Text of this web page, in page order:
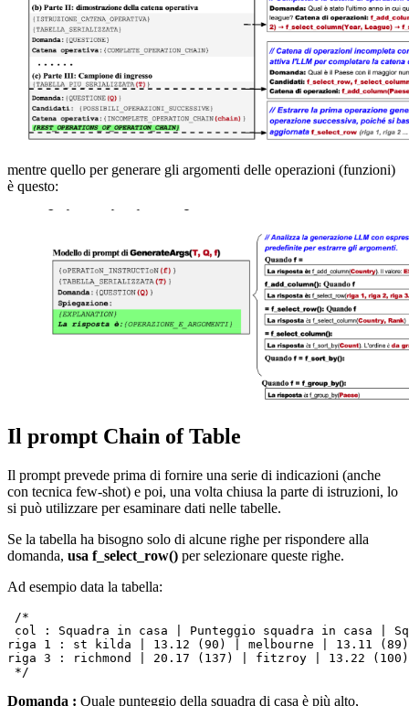
mentre quello per generare gli argomenti delle operazioni (funzioni)
è questo:
Il prompt Chain of Table
Il prompt prevede prima di fornire una serie di indicazioni (anche
con tecnica few-shot) e poi, una volta chiusa la parte di istruzioni, lo
si può utilizzare per esaminare dati nelle tabelle.
Se la tabella ha bisogno solo di alcune righe per rispondere alla
domanda, usa f_select_row() per selezionare queste righe.
Ad esempio data la tabella:
/*
col : Squadra in casa | Punteggio squadra in casa
riga 1 : st kilda | 13.12 (90) | melbourne | 13.11 (89) | moorabbin oval | 18836	riga 2 : south melbourne |
riga 3 : richmond | 20.17 (137) | fitzroy | 13.22 (100)
Domanda : Quale punteggio della squadra di casa è più alto,